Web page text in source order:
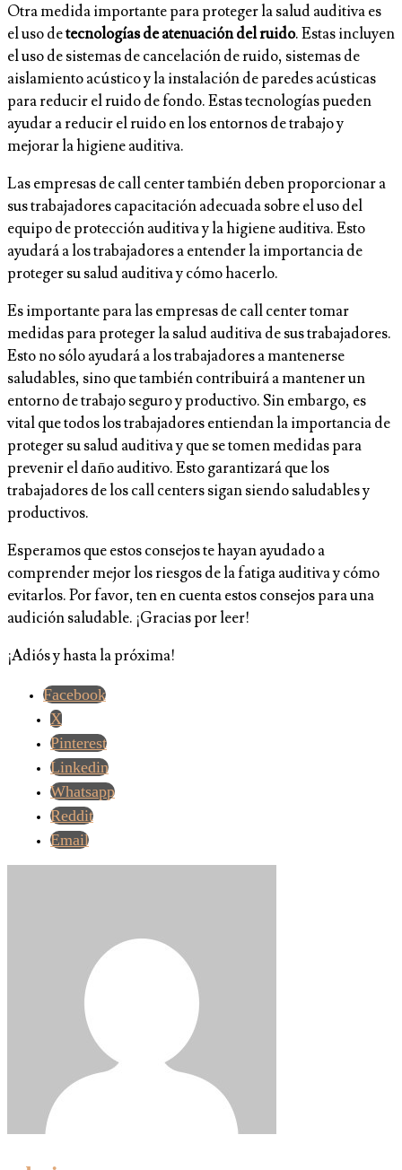
Otra medida importante para proteger la salud auditiva es
el uso detecnologías de atenuación del ruido. Estas incluyen
el uso de sistemas de cancelación de ruido, sistemas de
aislamiento acústico y la instalación de paredes acústicas
para reducir el ruido de fondo. Estas tecnologías pueden
ayudar a reducir el ruido en los entornos de trabajo y
mejorar la higiene auditiva.
Las empresas de call center también deben proporcionar a
sus trabajadores capacitación adecuada sobre el uso del
equipo de protección auditiva y la higiene auditiva. Esto
ayudará a los trabajadores a entender la importancia de
proteger su salud auditiva y cómo hacerlo.
Es importante para las empresas de call center tomar
medidas para proteger la salud auditiva de sus trabajadores.
Esto no sólo ayudará a los trabajadores a mantenerse
saludables, sino que también contribuirá a mantener un
entorno de trabajo seguro y productivo. Sin embargo, es
vital que todos los trabajadores entiendan la importancia de
proteger su salud auditiva y que se tomen medidas para
prevenir el daño auditivo. Esto garantizará que los
trabajadores de los call centers sigan siendo saludables y
productivos.
Esperamos que estos consejos te hayan ayudado a
comprender mejor los riesgos de la fatiga auditiva y cómo
evitarlos. Por favor, ten en cuenta estos consejos para una
audición saludable. ¡Gracias por leer!
¡Adiós y hasta la próxima!
Facebook
X
Pinterest
Linkedin
Whatsapp
Reddit
Email